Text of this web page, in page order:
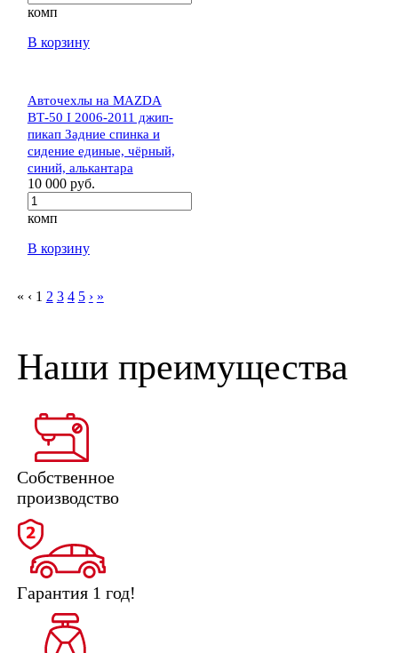
комп
В корзину
Авточехлы на MAZDA
BТ-50 I 2006-2011 джип-
пикап Задние спинка и
сидение единые, чёрный,
синий, алькантара
10 000 руб.
комп
В корзину
« ‹ 1 2 3 4 5 › »
Наши преимущества
Собственное
производство
Гарантия 1 год!